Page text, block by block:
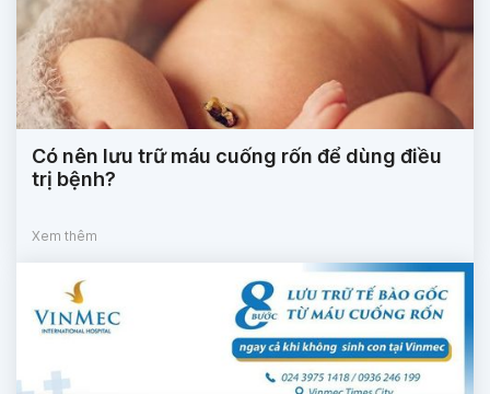
Có nên lưu trữ máu cuống rốn để dùng điều
trị bệnh?
Xem thêm